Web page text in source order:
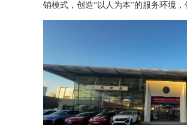
销模式，创造“以人为本”的服务环境